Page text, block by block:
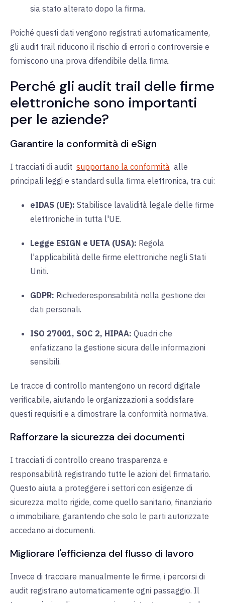
sia stato alterato dopo la firma.
Poiché questi dati vengono registrati automaticamente,
gli audit trail riducono il rischio di errori o controversie e
forniscono una prova difendibile della firma.
Perché gli audit trail delle firme
elettroniche sono importanti
per le aziende?
Garantire la conformità di eSign
I tracciati di audit supportano la conformità alle
principali leggi e standard sulla firma elettronica, tra cui:
eIDAS (UE): Stabilisce lavalidità legale delle firme
elettroniche in tutta l'UE.
Legge ESIGN e UETA (USA): Regola
l'applicabilità delle firme elettroniche negli Stati
Uniti.
GDPR: Richiederesponsabilità nella gestione dei
dati personali.
ISO 27001, SOC 2, HIPAA: Quadri che
enfatizzano la gestione sicura delle informazioni
sensibili.
Le tracce di controllo mantengono un record digitale
verificabile, aiutando le organizzazioni a soddisfare
questi requisiti e a dimostrare la conformità normativa.
Rafforzare la sicurezza dei documenti
I tracciati di controllo creano trasparenza e
responsabilità registrando tutte le azioni del firmatario.
Questo aiuta a proteggere i settori con esigenze di
sicurezza molto rigide, come quello sanitario, finanziario
o immobiliare, garantendo che solo le parti autorizzate
accedano ai documenti.
Migliorare l'efficienza del flusso di lavoro
Invece di tracciare manualmente le firme, i percorsi di
audit registrano automaticamente ogni passaggio. Il